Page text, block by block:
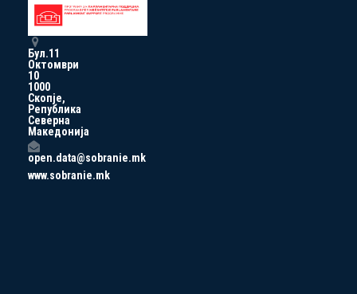
Бул.11
Октомври
10
1000
Скопје,
Република
Северна
Македонија
open.data@sobranie.mk
www.sobranie.mk